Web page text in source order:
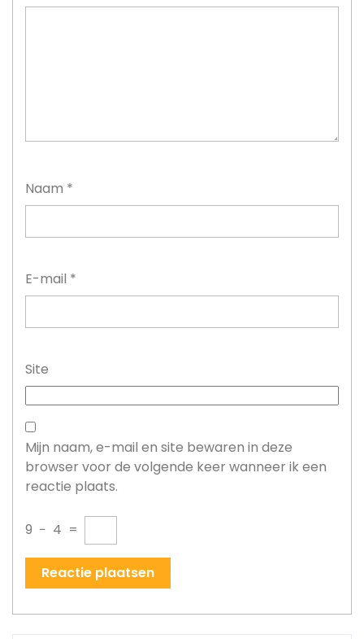
Naam *
E-mail *
Site
Mijn naam, e-mail en site bewaren in deze
browser voor de volgende keer wanneer ik een
reactie plaats.
9 − 4 =